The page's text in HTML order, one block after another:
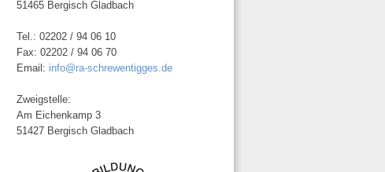
51465 Bergisch Gladbach
Tel.: 02202 / 94 06 10
Fax: 02202 / 94 06 70
Email: info@ra-schrewentigges.de
Zweigstelle:
Am Eichenkamp 3
51427 Bergisch Gladbach